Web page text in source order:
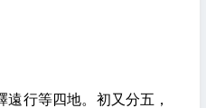
行等四地。初又分五，